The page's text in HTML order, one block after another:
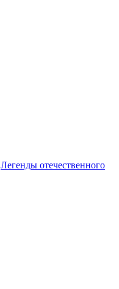
Легенды отечественного